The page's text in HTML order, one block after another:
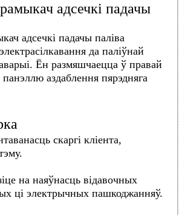
адсечкі падачы
адсечкі падачы паліва
да паліўнай
Ён размяшчаецца ў правай
аздаблення пярэдняга
скаргі кліента,
на наяўнасць відавочных
ці электрычных пашкоджанняў.